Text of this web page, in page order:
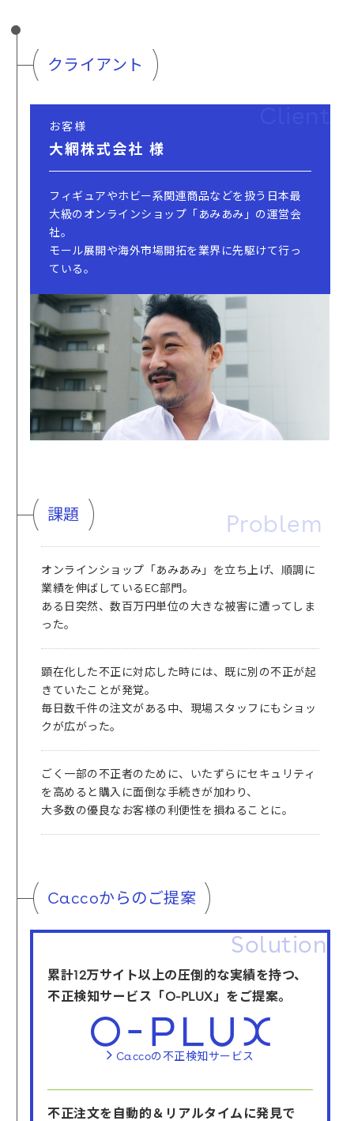
クライアント
お客様
大網株式会社 様
フィギュアやホビー系関連商品などを扱う日本最
大級のオンラインショップ「あみあみ」の運営会
社。
モール展開や海外市場開拓を業界に先駆けて行っ
ている。
課題 Problem
オンラインショップ「あみあみ」を立ち上げ、順調に
業績を伸ばしているEC部門。
ある日突然、数百万円単位の大きな被害に遭ってしま
った。
顕在化した不正に対応した時には、既に別の不正が起
きていたことが発覚。
毎日数千件の注文がある中、現場スタッフにもショッ
クが広がった。
ごく一部の不正者のために、いたずらにセキュリティ
を高めると購入に面倒な手続きが加わり、
大多数の優良なお客様の利便性を損ねることに。
Caccoからのご提案
Solution
累計12万サイト以上の圧倒的な実績を持つ、
不正検知サービス「O-PLUX」をご提案。
Caccoの不正検知サービス
不正注文を自動的＆リアルタイムに発見で